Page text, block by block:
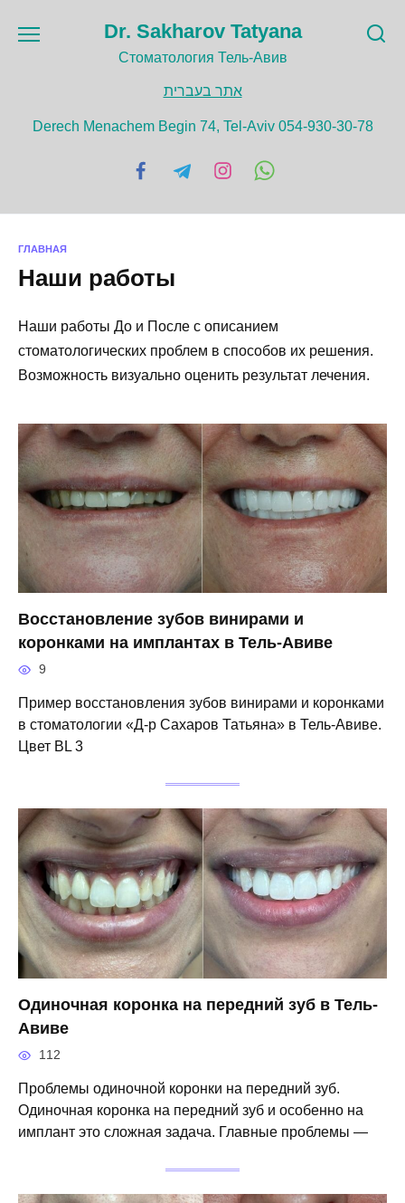
Dr. Sakharov Tatyana
Cтоматология Тель-Авив
אתר בעברית
Derech Menachem Begin 74, Tel-Aviv 054-930-30-78
ГЛАВНАЯ
Наши работы
Наши работы До и После с описанием
стоматологических проблем в способов их решения.
Возможность визуально оценить результат лечения.
Восстановление зубов винирами и
коронками на имплантах в Тель-Авиве
9
Пример восстановления зубов винирами и коронками
в стоматологии «Д-р Сахаров Татьяна» в Тель-Авиве.
Цвет BL 3
Одиночная коронка на передний зуб в Тель-
Авиве
112
Проблемы одиночной коронки на передний зуб.
Одиночная коронка на передний зуб и особенно на
имплант это сложная задача. Главные проблемы —